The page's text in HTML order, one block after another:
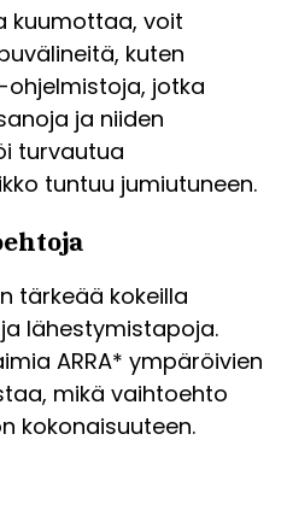
kuumottaa, voit
kuten
jotka
ja niiden
turvautua
tuntuu jumiutuneen.
tärkeää kokeilla
lähestymistapoja.
ARRA* ympäröivien
mikä vaihtoehto
kokonaisuuteen.